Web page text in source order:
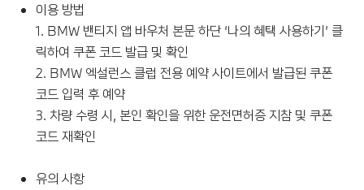
이용 방법
1. BMW 밴티지 앱 바우처 본문 하단 ‘나의 혜택 사용하기’ 클
릭하여 쿠폰 코드 발급 및 확인
2. BMW 엑설런스 클럽 전용 예약 사이트에서 발급된 쿠폰
코드 입력 후 예약
3. 차량 수령 시, 본인 확인을 위한 운전면허증 지참 및 쿠폰
코드 재확인
유의 사항